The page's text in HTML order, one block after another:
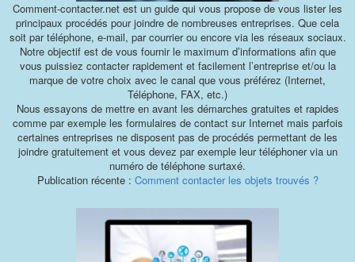
Comment-contacter.net est un guide qui vous propose de vous lister les
principaux procédés pour joindre de nombreuses entreprises. Que cela
soit par téléphone, e-mail, par courrier ou encore via les réseaux sociaux.
Notre objectif est de vous fournir le maximum d’informations afin que
vous puissiez contacter rapidement et facilement l’entreprise et/ou la
marque de votre choix avec le canal que vous préférez (Internet,
Téléphone, FAX, etc.)
Nous essayons de mettre en avant les démarches gratuites et rapides
comme par exemple les formulaires de contact sur Internet mais parfois
certaines entreprises ne disposent pas de procédés permettant de les
joindre gratuitement et vous devez par exemple leur téléphoner via un
numéro de téléphone surtaxé.
Publication récente : Comment contacter les objets trouvés ?